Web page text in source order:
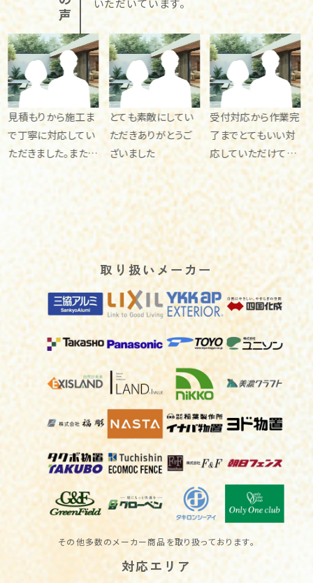
工ま
てい
たお
とても素敵にしてい
ただきありがとうご
ざいました
受付対応から作業完
了までとてもいい対
応していただけてと
ても満足いく内容で
した。
見積から工事
応もよく綺麗な
車ボードを作っ
れました
取り扱いメーカー
その他多数のメーカー商品を取り扱っております。
対応エリア